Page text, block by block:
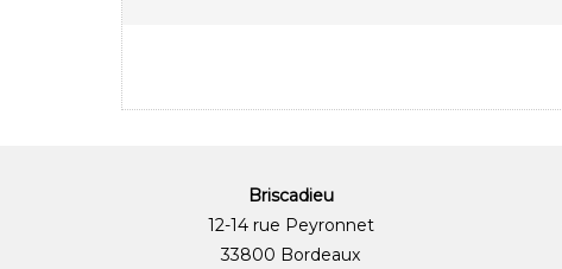
Briscadieu
12-14 rue Peyronnet
33800 Bordeaux